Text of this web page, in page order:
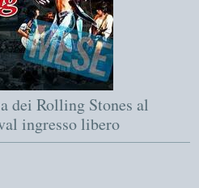
dei Rolling Stones al
ingresso libero